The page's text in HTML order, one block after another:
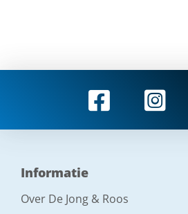
Informatie
Over De Jong & Roos